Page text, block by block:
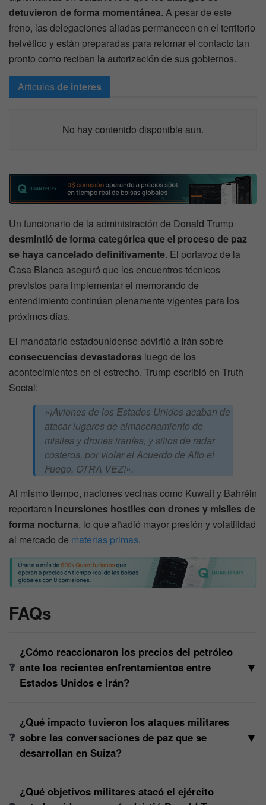
detuvieron de forma momentánea. A pesar de este
freno, las delegaciones aliadas permanecen en el territorio
helvético y están preparadas para retomar el contacto tan
pronto como reciban la autorización de sus gobiernos.
Articulosde interes
No hay contenido disponible aun.
Un funcionario de la administración de Donald Trump
desmintió de forma categórica que el proceso de paz
se haya cancelado definitivamente. El portavoz de la
Casa Blanca aseguró que los encuentros técnicos
previstos para implementar el memorando de
entendimiento continúan plenamente vigentes para los
próximos días.
El mandatario estadounidense advirtió a Irán sobre
consecuencias devastadoras luego de los
acontecimientos en el estrecho. Trump escribió en Truth
Social:
«¡Aviones de los Estados Unidos acaban de
atacar lugares de almacenamiento de
misiles y drones iraníes, y sitios de radar
costeros, por violar el Acuerdo de Alto el
Fuego, OTRA VEZ!».
Al mismo tiempo, naciones vecinas como Kuwait y Bahréin
reportaron incursiones hostiles con drones y misiles de
forma nocturna, lo que añadió mayor presión y volatilidad
al mercado de materias primas.
FAQs
¿Cómo reaccionaron los precios del petróleo
ante los recientes enfrentamientos entre
Estados Unidos e Irán?
▼
¿Qué impacto tuvieron los ataques militares
sobre las conversaciones de paz que se
desarrollan en Suiza?
▼
¿Qué objetivos militares atacó el ejército